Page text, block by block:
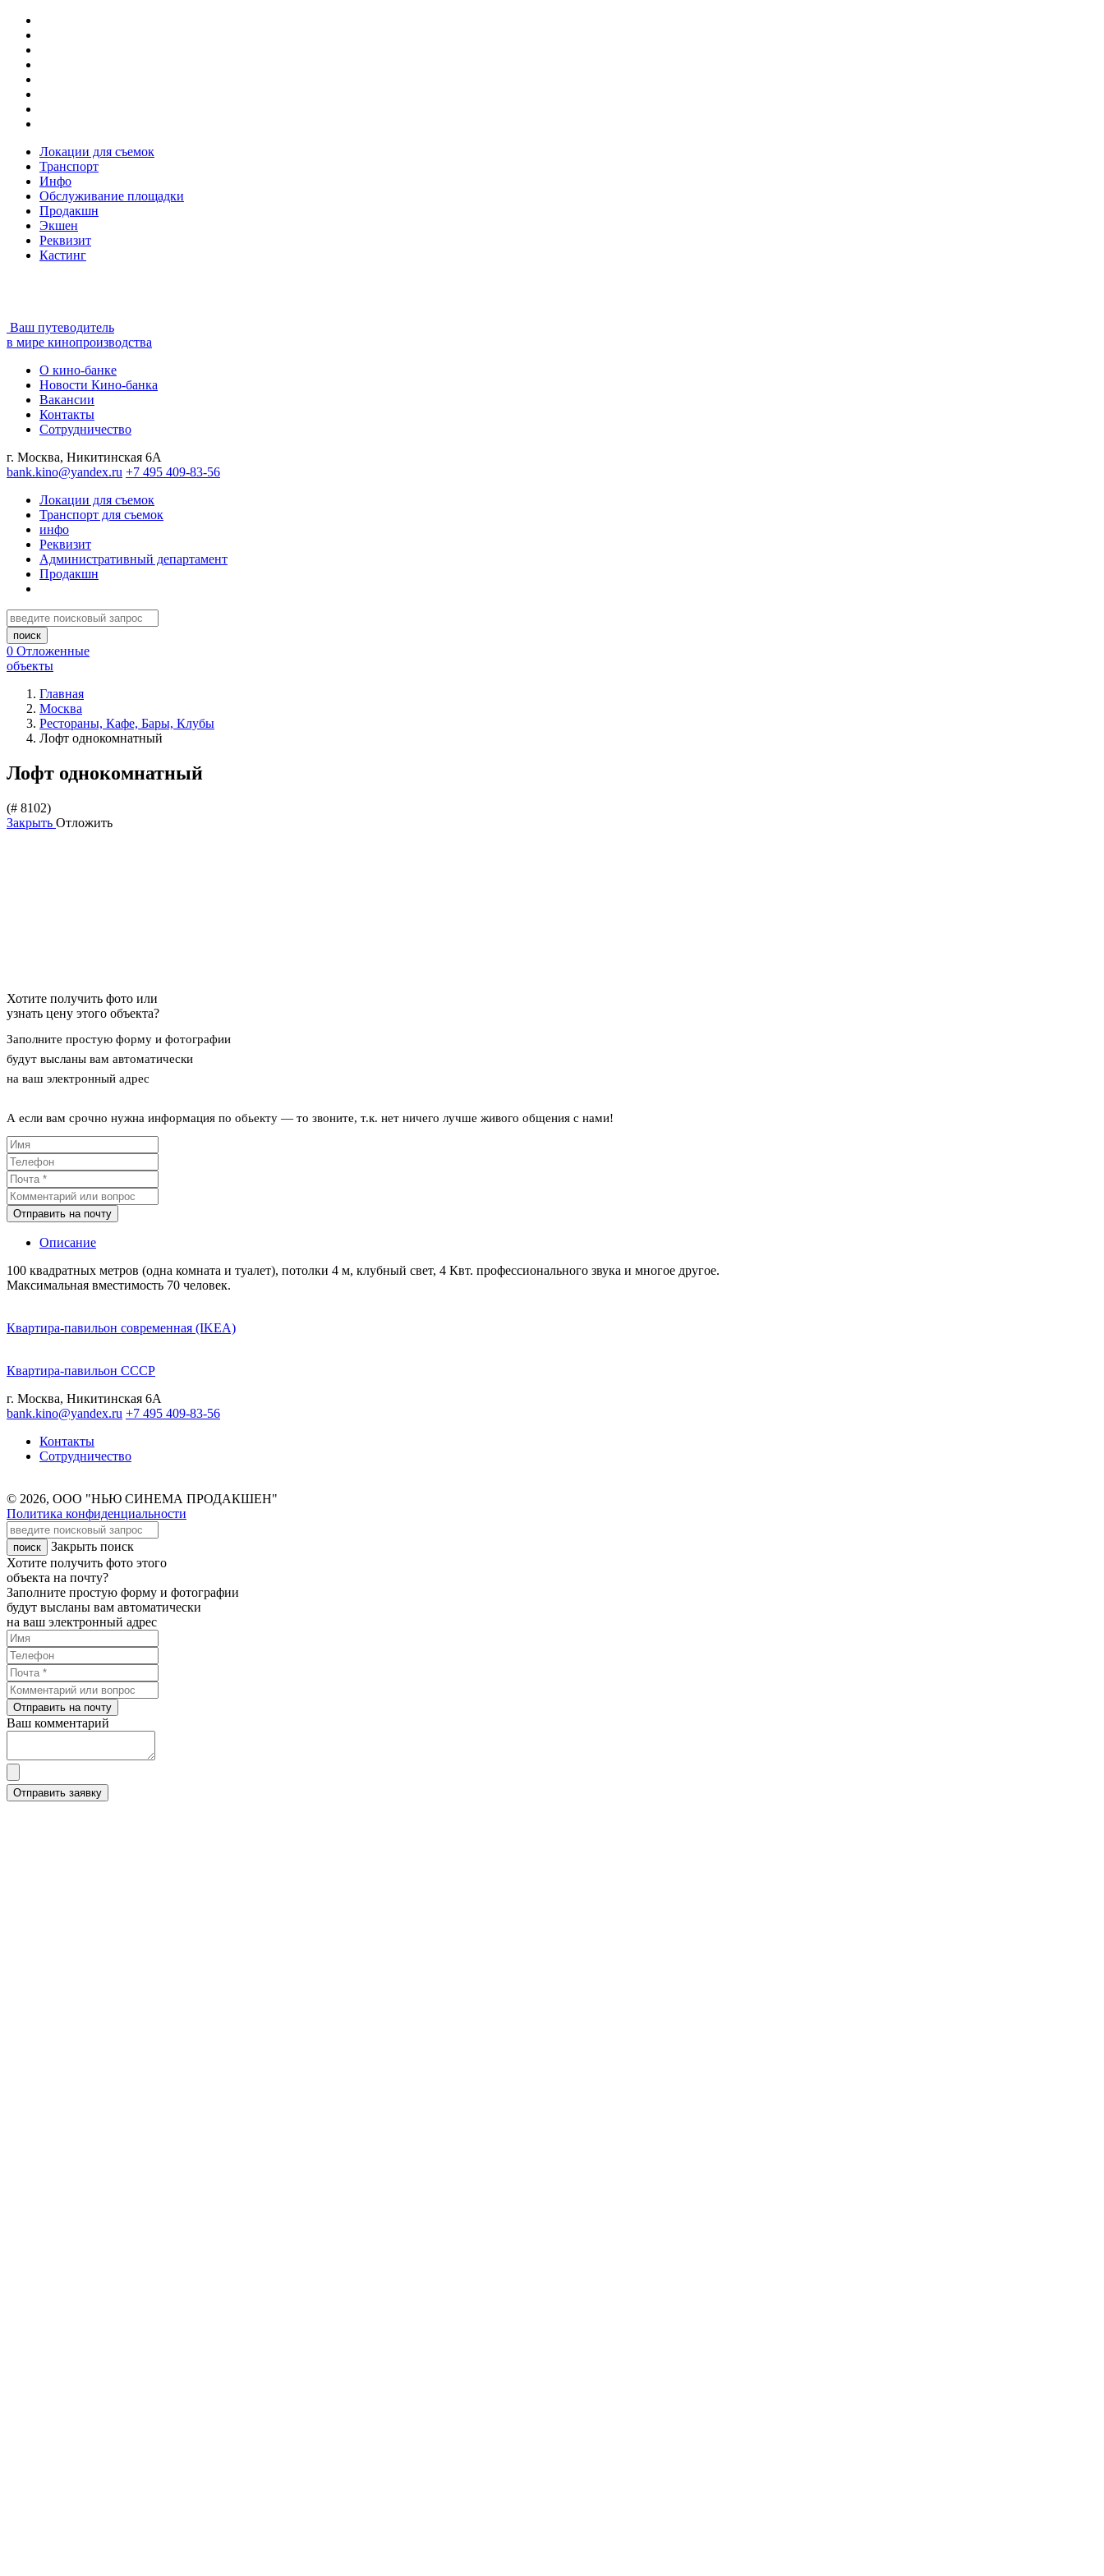
Локации для съемок
Транспорт
Инфо
Обслуживание площадки
Продакшн
Экшен
Реквизит
Кастинг
Ваш путеводитель
в мире кинопроизводства
О кино-банке
Новости Кино-банка
Вакансии
Контакты
Сотрудничество
г. Москва, Никитинская 6А
bank.kino@yandex.ru +7 495 409-83-56
Локации для съемок
Транспорт для съемок
инфо
Реквизит
Административный департамент
Продакшн
0 Отложенные
объекты
Главная
Москва
Рестораны, Кафе, Бары, Клубы
Лофт однокомнатный
Лофт однокомнатный
(# 8102)
Закрыть Отложить
Хотите получить фото или
узнать цену этого объекта?
Заполните простую форму и фотографии
будут высланы вам автоматически
на ваш электронный адрес
А если вам срочно нужна информация по обьекту — то звоните, т.к. нет ничего лучше живого общения с нами!
Отправить на почту
Описание
100 квадратных метров (одна комната и туалет), потолки 4 м, клубный свет, 4 Квт. профессионального звука и многое другое.
Максимальная вместимость 70 человек.
Квартира-павильон современная (IKEA)
Квартира-павильон СССР
г. Москва, Никитинская 6А
bank.kino@yandex.ru +7 495 409-83-56
Контакты
Сотрудничество
© 2026, ООО "НЬЮ СИНЕМА ПРОДАКШЕН"
Политика конфиденциальности
Закрыть поиск
Хотите получить фото этого
объекта на почту?
Заполните простую форму и фотографии
будут высланы вам автоматически
на ваш электронный адрес
Отправить на почту
Ваш комментарий